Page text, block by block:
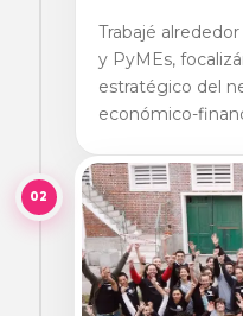
Trabajé
y PyMEs,
estratégico del
económico-
02